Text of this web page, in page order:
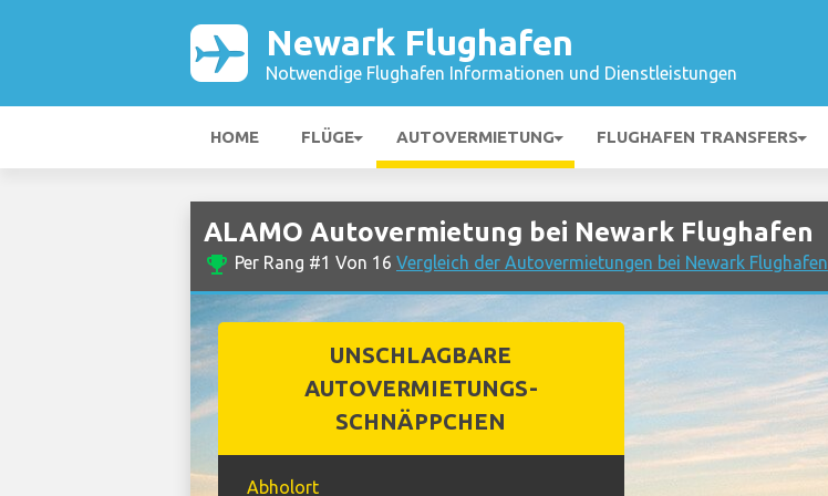
Newark Flughafen
Notwendige Flughafen Informationen und Dienstleistungen
HOME FLÜGE AUTOVERMIETUNG FLUGHAFEN TRANSFERS
ALAMO Autovermietung bei Newark Flughafen
emoji_events Per Rang #1 Von 16 Vergleich der Autovermietungen bei Newark Flughafen
UNSCHLAGBARE
AUTOVERMIETUNGS-
SCHNÄPPCHEN
Abholort